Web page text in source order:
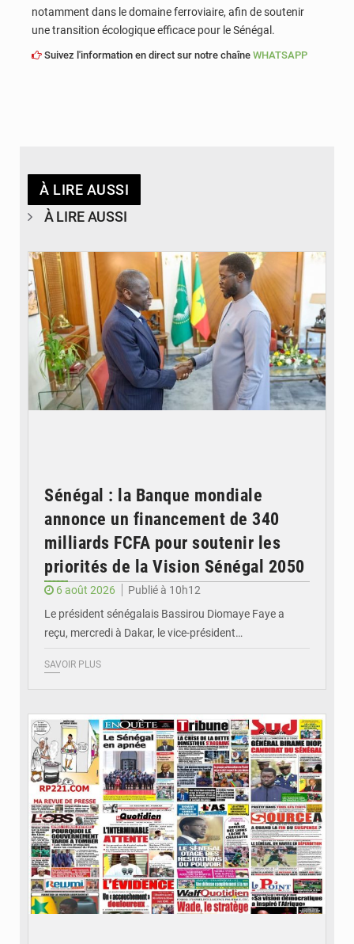
notamment dans le domaine ferroviaire, afin de soutenir
une transition écologique efficace pour le Sénégal.
Suivez l'information en direct sur notre chaîne WHATSAPP
À LIRE AUSSI
À LIRE AUSSI
Sénégal : la Banque mondiale
annonce un financement de 340
milliards FCFA pour soutenir les
priorités de la Vision Sénégal 2050
6 août 2026
Publié à 10h12
Le président sénégalais Bassirou Diomaye Faye a
reçu, mercredi à Dakar, le vice-président…
SAVOIR PLUS